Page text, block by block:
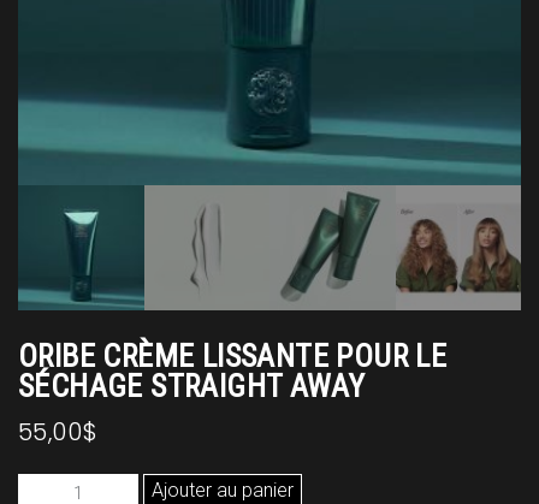
ORIBE CRÈME LISSANTE POUR LE
SÉCHAGE STRAIGHT AWAY
55,00$
quantité
Ajouter au panier